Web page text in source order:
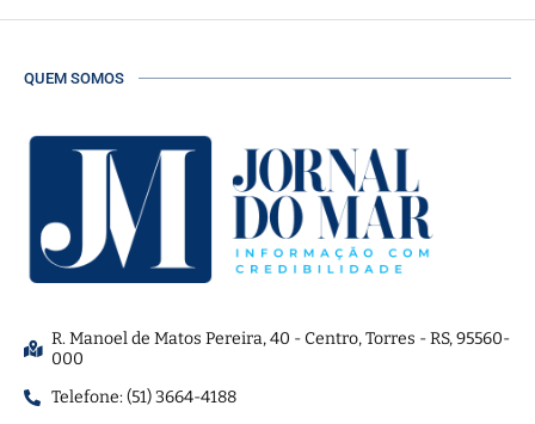
QUEM SOMOS
R. Manoel de Matos Pereira, 40 - Centro, Torres - RS, 95560-
000
Telefone: (51) 3664-4188